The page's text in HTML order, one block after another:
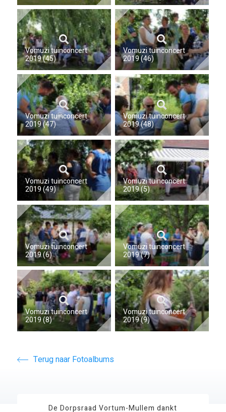
Vomuzi tuinconcert
2019 (45)
Vomuzi tuinconcert
2019 (46)
Vomuzi tuinconcert
2019 (47)
Vomuzi tuinconcert
2019 (48)
Vomuzi tuinconcert
2019 (49)
Vomuzi tuinconcert
2019 (5)
Vomuzi tuinconcert
2019 (6)
Vomuzi tuinconcert
2019 (7)
Vomuzi tuinconcert
2019 (8)
Vomuzi tuinconcert
2019 (9)
Terug naar Fotoalbums
De Dorpsraad Vortum-Mullem dankt